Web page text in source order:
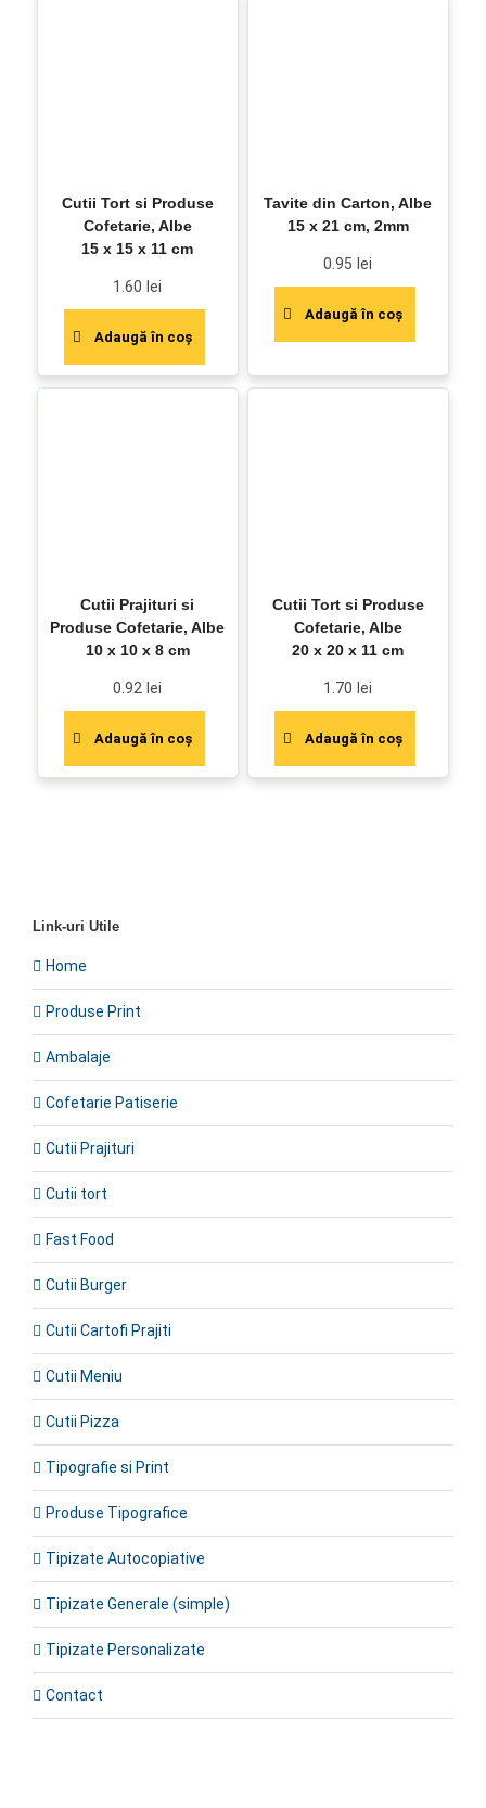
Cutii Tort si Produse
Cofetarie, Albe
15 x 15 x 11 cm
1.60 lei
Adaugă în coș
Tavite din Carton, Albe
15 x 21 cm, 2mm
0.95 lei
Adaugă în coș
Cutii Prajituri si
Produse Cofetarie, Albe
10 x 10 x 8 cm
0.92 lei
Adaugă în coș
Cutii Tort si Produse
Cofetarie, Albe
20 x 20 x 11 cm
1.70 lei
Adaugă în coș
Link-uri Utile
Home
Produse Print
Ambalaje
Cofetarie Patiserie
Cutii Prajituri
Cutii tort
Fast Food
Cutii Burger
Cutii Cartofi Prajiti
Cutii Meniu
Cutii Pizza
Tipografie si Print
Produse Tipografice
Tipizate Autocopiative
Tipizate Generale (simple)
Tipizate Personalizate
Contact